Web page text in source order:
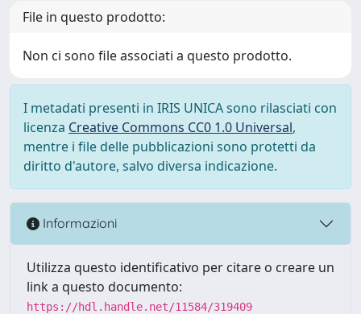
File in questo prodotto:
Non ci sono file associati a questo prodotto.
I metadati presenti in IRIS UNICA sono rilasciati con
licenza Creative Commons CC0 1.0 Universal,
mentre i file delle pubblicazioni sono protetti da
diritto d'autore, salvo diversa indicazione.
Informazioni
Utilizza questo identificativo per citare o creare un
link a questo documento:
https://hdl.handle.net/11584/319409